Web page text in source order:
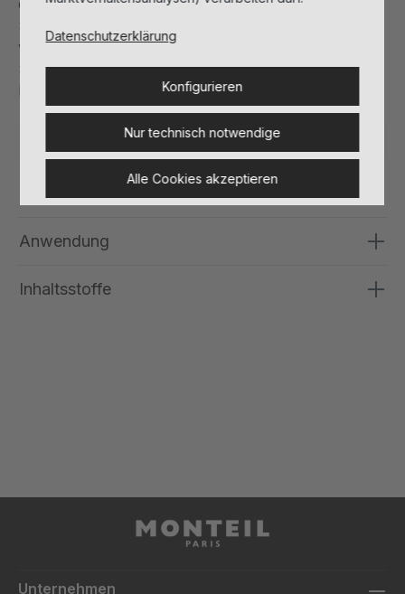
Schutz vor oxidativem Stress, intensive Minderung
von Hyperpigmentierung und Hautrötungen,
Stimulation der Kollagensynthese und Minderung des
Hautbedürfnis:
Jeder Hauttyp, Trockene Haut
Tages- & Nachtpflege
Anwendung
Inhaltsstoffe
Unternehmen
Datenschutzerklärung
Konfigurieren
Nur technisch notwendige
Alle Cookies akzeptieren